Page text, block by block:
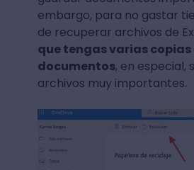
embargo, para no gastar
de recuperar archivos de
que tengas varias copias
documentos, en especial,
archivos muy importantes.